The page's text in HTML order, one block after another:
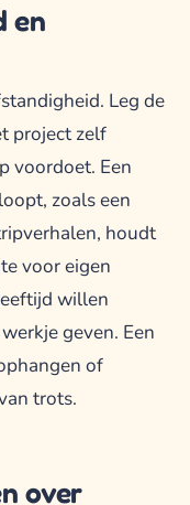
en
Leg de
project zelf
voordoet. Een
zoals een
houdt
voor eigen
willen
geven. Een
of
trots.
over